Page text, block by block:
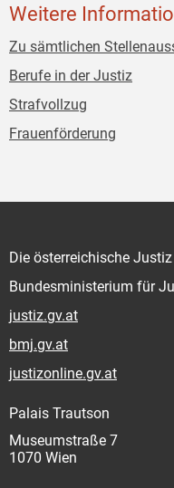
Weitere
Zu sämtlichen
Berufe in der Justiz
Strafvollzug
Frauenförderung
Die österreichische Justiz
Bundesministerium für
justiz.gv.at
bmj.gv.at
justizonline.gv.at
Palais Trautson
Museumstraße 7
1070 Wien